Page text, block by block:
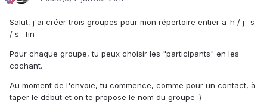
Salut, j'ai créer trois groupes pour mon répertoire entier a-h / j- s
/ s- fin
Pour chaque groupe, tu peux choisir les "participants" en les
cochant.
Au moment de l'envoie, tu commence, comme pour un contact, à
taper le début et on te propose le nom du groupe :)